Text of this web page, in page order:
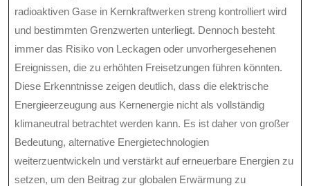
radioaktiven Gase in Kernkraftwerken streng kontrolliert wird
und bestimmten Grenzwerten unterliegt. Dennoch besteht
immer das Risiko von Leckagen oder unvorhergesehenen
Ereignissen, die zu erhöhten Freisetzungen führen könnten.
Diese Erkenntnisse zeigen deutlich, dass die elektrische
Energieerzeugung aus Kernenergie nicht als vollständig
klimaneutral betrachtet werden kann. Es ist daher von großer
Bedeutung, alternative Energietechnologien
weiterzuentwickeln und verstärkt auf erneuerbare Energien zu
setzen, um den Beitrag zur globalen Erwärmung zu